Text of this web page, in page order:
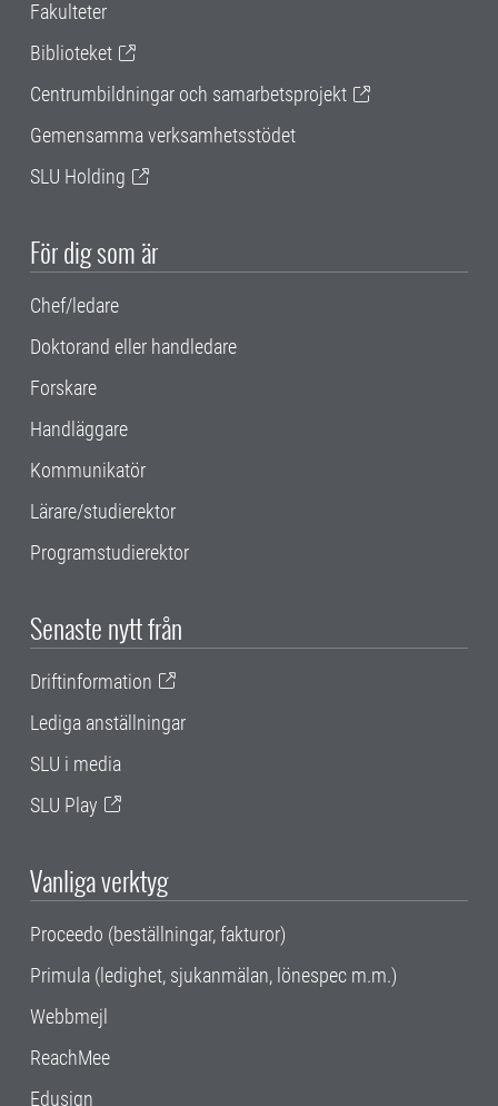
Fakulteter
Biblioteket
Centrumbildningar och samarbetsprojekt
Gemensamma verksamhetsstödet
SLU Holding
För dig som är
Chef/ledare
Doktorand eller handledare
Forskare
Handläggare
Kommunikatör
Lärare/studierektor
Programstudierektor
Senaste nytt från
Driftinformation
Lediga anställningar
SLU i media
SLU Play
Vanliga verktyg
Proceedo (beställningar, fakturor)
Primula (ledighet, sjukanmälan, lönespec m.m.)
Webbmejl
ReachMee
Edusign